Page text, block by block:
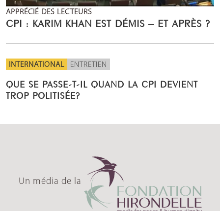
APPRÉCIÉ DES LECTEURS
CPI : KARIM KHAN EST DÉMIS – ET APRÈS ?
INTERNATIONAL ENTRETIEN
QUE SE PASSE-T-IL QUAND LA CPI DEVIENT
TROP POLITISÉE?
Un média de la